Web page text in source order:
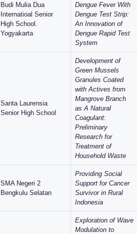
Budi Mulia Dua
Internatioal Senior
High School.
Yogyakarta
Dengue Fever With
Dengue Test Strip:
An Innovation of
Dengue Rapid Test
System
Santa Laurensia
Senior High School
Development of
Green Mussels
Granules Coated
with Actives from
Mangrove Branch
as A Natural
Coagulant:
Preliminary
Research for
Treatment of
Household Waste
SMA Negeri 2
Bengkulu Selatan
Providing Social
Support for Cancer
Survivor in Rural
Indonesia
Exploration of Wave
Modulation to